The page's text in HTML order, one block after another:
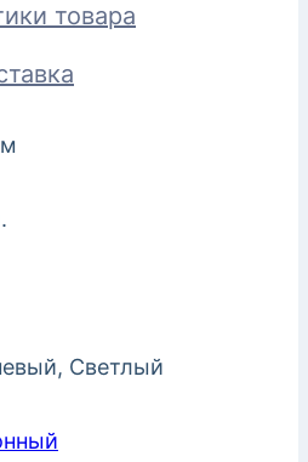
товара
Светлый